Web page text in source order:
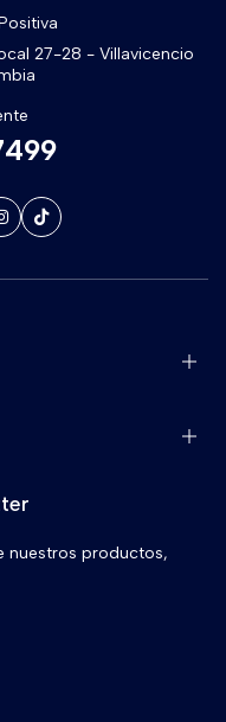
27-28 - Villavicencio
nuestros productos,